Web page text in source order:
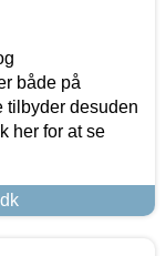
både på
tilbyder desuden
her for at se